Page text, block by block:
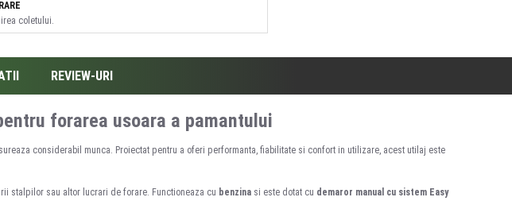
coletului.
REVIEW-URI
forarea usoara a pamantului
considerabil munca. Proiectat pentru a oferi performanta, fiabilitate si confort in utilizare, acest utilaj este
stalpilor sau altor lucrari de forare. Functioneaza cu benzina si este dotat cu demaror manual cu sistem Easy